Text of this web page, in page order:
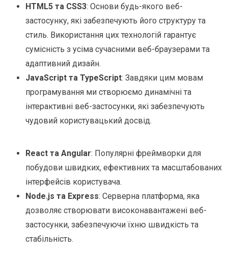
HTML5 та CSS3: Основи будь-якого веб-
застосунку, які забезпечують його структуру та
стиль. Використання цих технологій гарантує
сумісність з усіма сучасними веб-браузерами та
адаптивний дизайн.
JavaScript та TypeScript: Завдяки цим мовам
програмування ми створюємо динамічні та
інтерактивні веб-застосунки, які забезпечують
чудовий користувацький досвід.
React та Angular: Популярні фреймворки для
побудови швидких, ефективних та масштабованих
інтерфейсів користувача.
Node.js та Express: Серверна платформа, яка
дозволяє створювати високонавантажені веб-
застосунки, забезпечуючи їхню швидкість та
стабільність.